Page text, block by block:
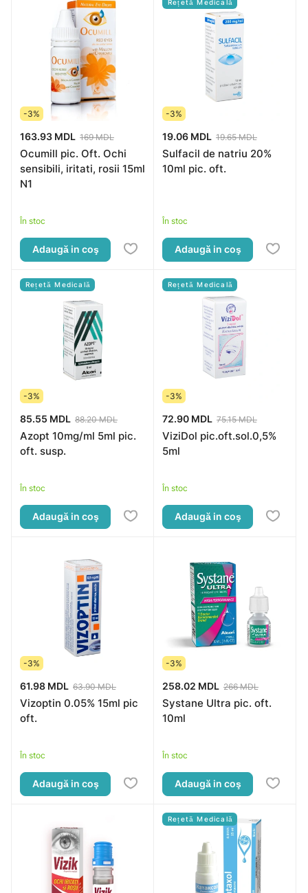
-3%
163.93 MDL 169 MDL
Ocumill pic. Oft. Ochi
sensibili, iritati, rosii 15ml
N1
În stoc
Adaugă in coş
Rețetă Medicală
-3%
19.06 MDL 19.65 MDL
Sulfacil de natriu 20%
10ml pic. oft.
În stoc
Adaugă in coş
Rețetă Medicală
-3%
85.55 MDL 88.20 MDL
Azopt 10mg/ml 5ml pic.
oft. susp.
În stoc
Adaugă in coş
Rețetă Medicală
-3%
72.90 MDL 75.15 MDL
ViziDol pic.oft.sol.0,5%
5ml
În stoc
Adaugă in coş
-3%
61.98 MDL 63.90 MDL
Vizoptin 0.05% 15ml pic
oft.
În stoc
Adaugă in coş
-3%
258.02 MDL 266 MDL
Systane Ultra pic. oft.
10ml
În stoc
Adaugă in coş
Rețetă Medicală